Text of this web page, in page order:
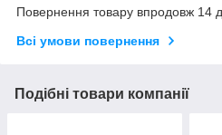
Повернення товару впродовж 14
Всі умови повернення
Подібні товари компанії